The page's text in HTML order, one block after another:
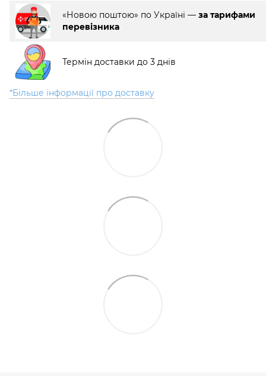
«Новою поштою» по Україні — за тарифами
перевізника
Термін доставки до 3 днів
*Більше інформації про доставку